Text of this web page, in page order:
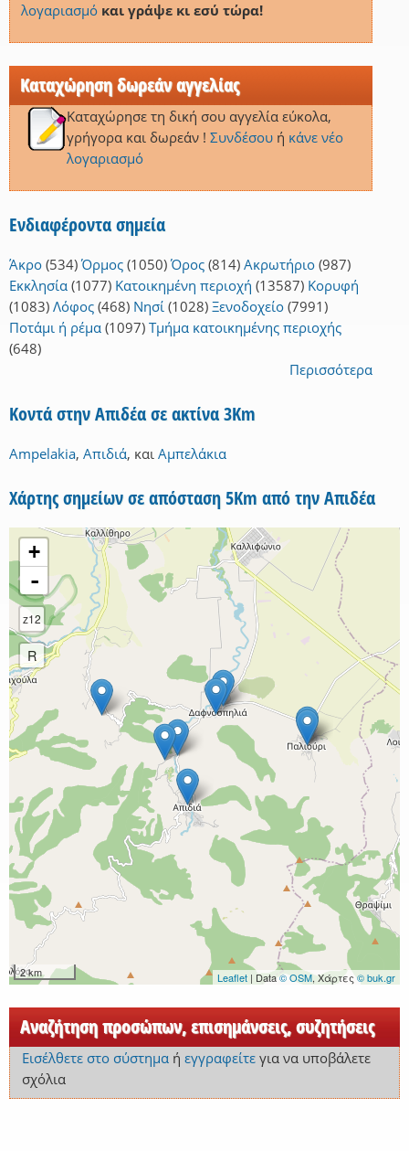
λογαριασμό και γράψε κι εσύ τώρα!
Καταχώρηση δωρεάν αγγελίας
Καταχώρησε τη δική σου αγγελία εύκολα,
γρήγορα και δωρεάν ! Συνδέσουή κάνε νέο
λογαριασμό
Ενδιαφέροντα σημεία
Άκρο (534) Όρμος (1050) Όρος (814) Ακρωτήριο (987)
Εκκλησία (1077) Κατοικημένη περιοχή (13587) Κορυφή
(1083) Λόφος (468) Νησί (1028) Ξενοδοχείο (7991)
Ποτάμι ή ρέμα (1097) Τμήμα κατοικημένης περιοχής
(648)
Περισσότερα
Κοντά στην Απιδέα σε ακτίνα 3Km
Ampelakia, Απιδιά, και Αμπελάκια
Χάρτης σημείων σε απόσταση 5Km από την Απιδέα
+
-
z12
R
2 km Leaflet | Data© OSM, Χάρτες © buk.gr
Αναζήτηση προσώπων, επισημάνσεις, συζητήσεις
Εισέλθετε στο σύστημαή εγγραφείτεγια να υποβάλετε
σχόλια